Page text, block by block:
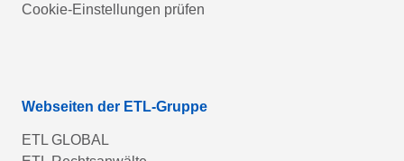
Cookie-Einstellungen prüfen
Webseiten der ETL-Gruppe
ETL GLOBAL